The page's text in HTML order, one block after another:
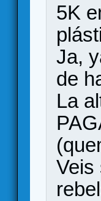
5K
Ja,
de
La
Veis